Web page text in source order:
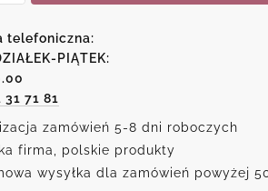
telefoniczna:
PIĄTEK:
71 81
zamówień 5-8 dni roboczych
firma, polskie produkty
wysyłka dla zamówień powyżej